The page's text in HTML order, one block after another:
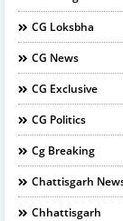
CG Loksbha
CG News
CG Exclusive
CG Politics
Cg Breaking
Chattisgarh
Chhattisgarh